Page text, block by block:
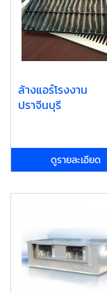
ล้างแอร์โรงงาน
ปราจีนบุรี
ดูรายละเอียด